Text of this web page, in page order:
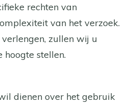
rechten van
van het verzoek.
zullen wij u
stellen.
dienen over het gebruik